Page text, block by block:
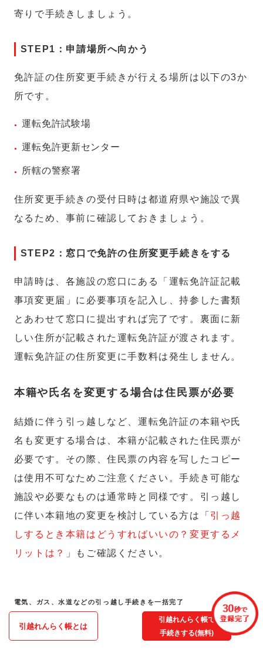
寄りで手続きしましょう。
STEP1：申請場所へ向かう
免許証の住所変更手続きが行える場所は以下の3か
所です。
運転免許試験場
運転免許更新センター
所轄の警察署
住所変更手続きの受付日時は都道府県や施設で異
なるため、事前に確認しておきましょう。
STEP2：窓口で免許の住所変更手続きをする
申請時は、各施設の窓口にある「運転免許証記載
事項変更届」に必要事項を記入し、持参した書類
とあわせて窓口に提出すれば完了です。裏面に新
しい住所が記載された運転免許証が渡されます。
運転免許証の住所変更に手数料は発生しません。
本籍や氏名を変更する場合は住民票が必要
結婚に伴う引っ越しなど、運転免許証の本籍や氏
名も変更する場合は、本籍が記載された住民票が
必要です。その際、住民票の内容を写したコピー
は使用不可なためご注意ください。手続き可能な
施設や必要なものは通常時と同様です。引っ越し
に伴い本籍地の変更を検討している方は「 引っ越
しするとき本籍はどうすればいいの？変更するメ
リットは？
」もご確認ください。
電気、ガス、水道などの引っ越し手続きを一括完了
引越れんらく帳とは
引越れんらく帳で
手続きする(無料)